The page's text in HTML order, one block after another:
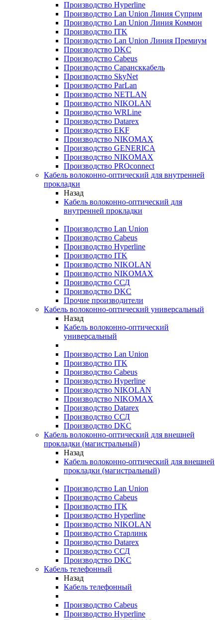
Производство Hyperline
Производство Lan Union Линия Суприм
Производство Lan Union Линия Коммон
Производство ITK
Производство Lan Union Линия Премиум
Производство DKC
Производство Cabeus
Производство Сарансккабель
Производство SkyNet
Производство ParLan
Производство NETLAN
Производство NIKOLAN
Производство WRLine
Производство Datarex
Производство EKF
Производство NIKOMAX
Производство GENERICA
Производство NIKOMAX
Производство PROconnect
Кабель волоконно-оптический для внутренней
прокладки
Назад
Кабель волоконно-оптический для
внутренней прокладки
Производство Lan Union
Производство Cabeus
Производство Hyperline
Производство ITK
Производство NIKOLAN
Производство NIKOMAX
Производство ССД
Производство DKC
Прочие производители
Кабель волоконно-оптический универсальный
Назад
Кабель волоконно-оптический
универсальный
Производство Lan Union
Производство ITK
Производство Cabeus
Производство Hyperline
Производство NIKOLAN
Производство NIKOMAX
Производство Datarex
Производство ССД
Производство DKC
Кабель волоконно-оптический для внешней
прокладки (магистральный)
Назад
Кабель волоконно-оптический для внешней
прокладки (магистральный)
Производство Lan Union
Производство Cabeus
Производство ITK
Производство Hyperline
Производство NIKOLAN
Производство Старлинк
Производство Datarex
Производство ССД
Производство DKC
Кабель телефонный
Назад
Кабель телефонный
Производство Cabeus
Производство Hyperline